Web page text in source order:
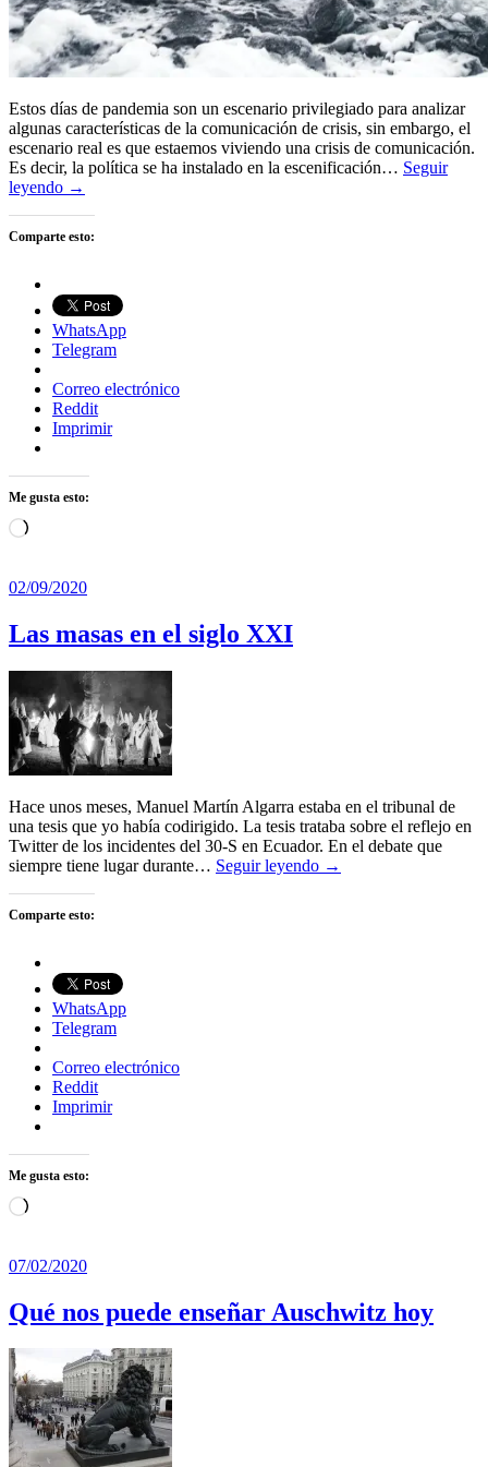
Estos días de pandemia son un escenario privilegiado para analizar
algunas características de la comunicación de crisis, sin embargo, el
escenario real es que estaemos viviendo una crisis de comunicación.
Es decir, la política se ha instalado en la escenificación… Seguir
leyendo →
Comparte esto:
WhatsApp
Telegram
Correo electrónico
Reddit
Imprimir
Me gusta esto:
Cargando...
02/09/2020
Las masas en el siglo XXI
Hace unos meses, Manuel Martín Algarra estaba en el tribunal de
una tesis que yo había codirigido. La tesis trataba sobre el reflejo en
Twitter de los incidentes del 30-S en Ecuador. En el debate que
siempre tiene lugar durante… Seguir leyendo →
Comparte esto:
WhatsApp
Telegram
Correo electrónico
Reddit
Imprimir
Me gusta esto:
Cargando...
07/02/2020
Qué nos puede enseñar Auschwitz hoy